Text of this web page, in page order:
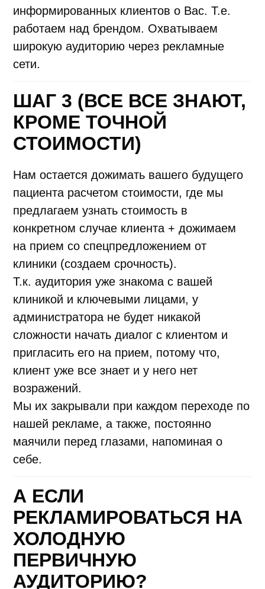
информированных клиентов о Вас. Т.е.
работаем над брендом. Охватываем
широкую аудиторию через рекламные
сети.
ШАГ 3 (ВСЕ ВСЕ ЗНАЮТ,
КРОМЕ ТОЧНОЙ
СТОИМОСТИ)
Нам остается дожимать вашего будущего
пациента расчетом стоимости, где мы
предлагаем узнать стоимость в
конкретном случае клиента + дожимаем
на прием со спецпредложением от
клиники (создаем срочность).
Т.к. аудитория уже знакома с вашей
клиникой и ключевыми лицами, у
администратора не будет никакой
сложности начать диалог с клиентом и
пригласить его на прием, потому что,
клиент уже все знает и у него нет
возражений.
Мы их закрывали при каждом переходе по
нашей рекламе, а также, постоянно
маячили перед глазами, напоминая о
себе.
А ЕСЛИ
РЕКЛАМИРОВАТЬСЯ НА
ХОЛОДНУЮ
ПЕРВИЧНУЮ
АУДИТОРИЮ?